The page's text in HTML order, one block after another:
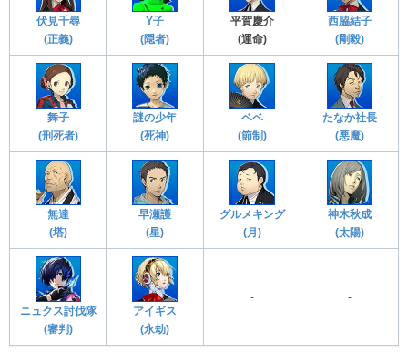
伏見千尋
(正義)
Y子
(隠者)
平賀慶介
(運命)
西脇結子
(剛毅)
舞子
(刑死者)
謎の少年
(死神)
ベベ
(節制)
たなか社長
(悪魔)
無達
(塔)
早瀬護
(星)
グルメキング
(月)
神木秋成
(太陽)
ニュクス討伐隊
(審判)
アイギス
(永劫)
- -